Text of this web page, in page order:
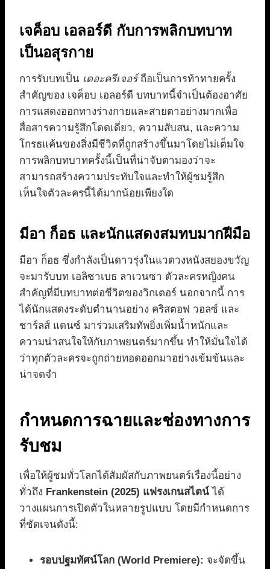
เจค็อบ เอลอร์ดี กับการพลิกบทบาท
เป็นอสุรกาย
การรับบทเป็น เดอะครีเจอร์ถือเป็นการท้าทายครั้ง
สำคัญของ เจค็อบ เอลอร์ดี บทบาทนี้จำเป็นต้องอาศัย
การแสดงออกทางร่างกายและสายตาอย่างมากเพื่อ
สื่อสารความรู้สึกโดดเดี่ยว, ความสับสน, และความ
โกรธแค้นของสิ่งมีชีวิตที่ถูกสร้างขึ้นมาโดยไม่เต็มใจ
การพลิกบทบาทครั้งนี้เป็นที่น่าจับตามองว่าจะ
สามารถสร้างความประทับใจและทำให้ผู้ชมรู้สึก
เห็นใจตัวละครนี้ได้มากน้อยเพียงใด
มีอา ก็อธ และนักแสดงสมทบมากฝีมือ
มีอา ก็อธ ซึ่งกำลังเป็นดาวรุ่งในแวดวงหนังสยองขวัญ
จะมารับบท เอลิซาเบธ ลาเวนซา ตัวละครหญิงคน
สำคัญที่มีบทบาทต่อชีวิตของวิกเตอร์ นอกจากนี้ การ
ได้นักแสดงระดับตำนานอย่าง คริสตอฟ วอลซ์ และ
ชาร์ลส์ แดนซ์ มาร่วมเสริมทัพยิ่งเพิ่มน้ำหนักและ
ความน่าสนใจให้กับภาพยนตร์มากขึ้น ทำให้มั่นใจได้
ว่าทุกตัวละครจะถูกถ่ายทอดออกมาอย่างเข้มข้นและ
น่าจดจำ
กำหนดการฉายและช่องทางการ
รับชม
เพื่อให้ผู้ชมทั่วโลกได้สัมผัสกับภาพยนตร์เรื่องนี้อย่าง
ทั่วถึง Frankenstein (2025) แฟรงเกนสไตน์ ได้
วางแผนการเปิดตัวในหลายรูปแบบ โดยมีกำหนดการ
ที่ชัดเจนดังนี้:
รอบปฐมทัศน์โลก (World Premiere): จะจัดขึ้น